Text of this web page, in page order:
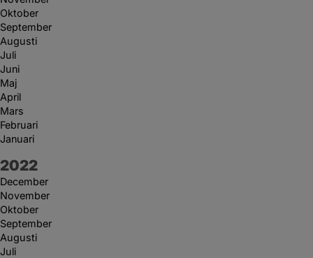
Oktober
September
Augusti
Juli
Juni
Maj
April
Mars
Februari
Januari
År:
2022
December
November
Oktober
September
Augusti
Juli